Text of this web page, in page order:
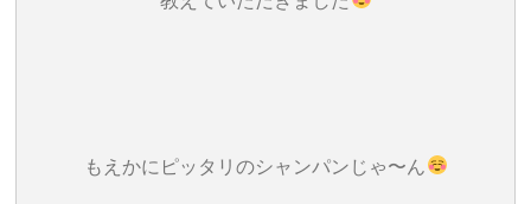
もえかにピッタリのシャンパンじゃ〜ん